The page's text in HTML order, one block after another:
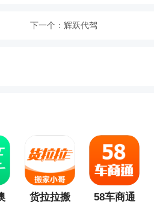
趣的星盘占卜，预测即将发
场景下无法正确添加新盘的
下一个： 辉跃代驾
货拉拉搬
58车商通